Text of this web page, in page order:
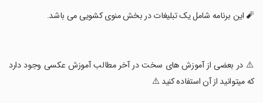
‏🧨 این برنامه شامل یک تبلیغات در بخش منوی کشویی می باشد.
‏⚠️ در بعضی از آموزش های سخت در آخر مطالب آموزش عکسی وجود دارد
که میتوانید از آن استفاده‌ کنید ⚠️